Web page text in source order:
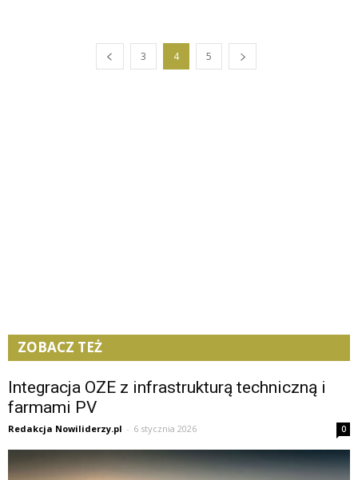
3 4 5
ZOBACZ TEŻ
Integracja OZE z infrastrukturą techniczną i
farmami PV
Redakcja Nowiliderzy.pl - 6 stycznia 2026 0